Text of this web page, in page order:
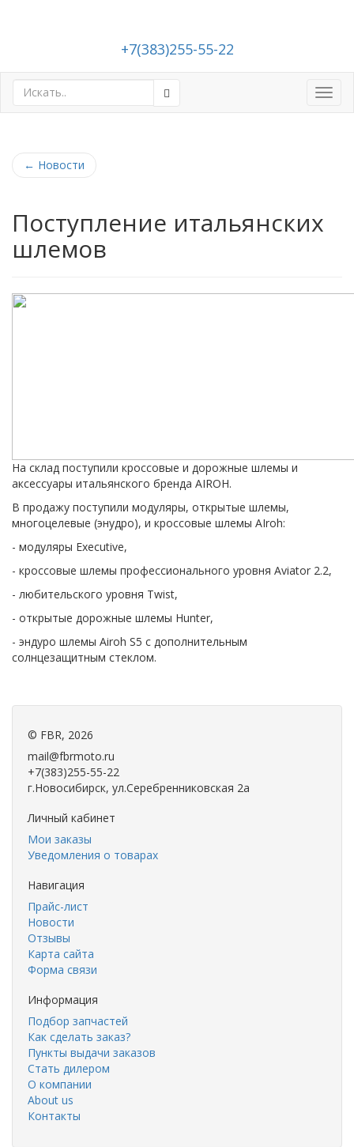
+7(383)255-55-22
← Новости
Поступление итальянских
шлемов
На склад поступили кроссовые и дорожные шлемы и
аксессуары итальянского бренда AIROH.
В продажу поступили модуляры, открытые шлемы,
многоцелевые (энудро), и кроссовые шлемы AIroh:
- модуляры Executive,
- кроссовые шлемы профессионального уровня Aviator 2.2,
- любительского уровня Twist,
- открытые дорожные шлемы Hunter,
- эндуро шлемы Airoh S5 c дополнительным
солнцезащитным стеклом.
© FBR, 2026
mail@fbrmoto.ru
+7(383)255-55-22
г.Новосибирск, ул.Серебренниковская 2а
Личный кабинет
Мои заказы
Уведомления о товарах
Навигация
Прайс-лист
Новости
Отзывы
Карта сайта
Форма связи
Информация
Подбор запчастей
Как сделать заказ?
Пункты выдачи заказов
Стать дилером
О компании
About us
Контакты